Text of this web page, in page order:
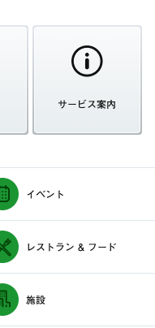
サービス案内
イベント
レストラン & フード
施設